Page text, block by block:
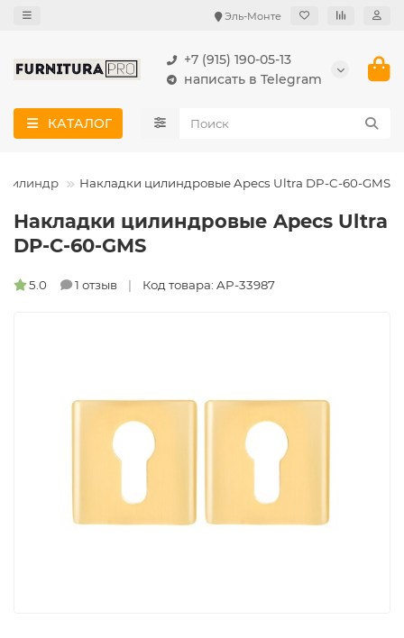
Эль-Монте
+7 (915) 190-05-13
написать в Telegram
КАТАЛОГ
цилиндр Накладки цилиндровые Apecs Ultra DP-C-60-GMS
Накладки цилиндровые Apecs Ultra
DP-C-60-GMS
5.0 1 отзыв Код товара: AP-33987